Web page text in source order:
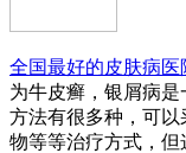
全国最好的皮肤病医
为牛皮癣，银屑病
方法有很多种，可
物等等治疗方式，